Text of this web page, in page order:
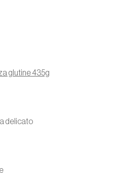
glutine 435g
delicato